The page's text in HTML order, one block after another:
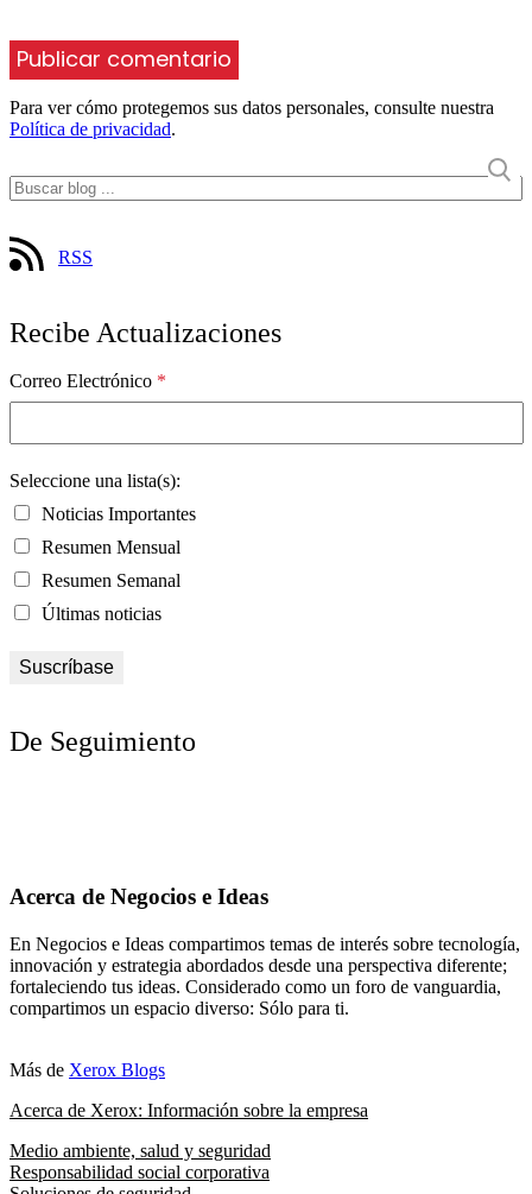
Para ver cómo protegemos sus datos personales, consulte nuestra
Política de privacidad.
RSS
Recibe Actualizaciones
Correo Electrónico *
Seleccione una lista(s):
Noticias Importantes
Resumen Mensual
Resumen Semanal
Últimas noticias
De Seguimiento
Acerca de Negocios e Ideas
En Negocios e Ideas compartimos temas de interés sobre tecnología,
innovación y estrategia abordados desde una perspectiva diferente;
fortaleciendo tus ideas. Considerado como un foro de vanguardia,
compartimos un espacio diverso: Sólo para ti.
Más de Xerox Blogs
Acerca de Xerox: Información sobre la empresa
Medio ambiente, salud y seguridad
Responsabilidad social corporativa